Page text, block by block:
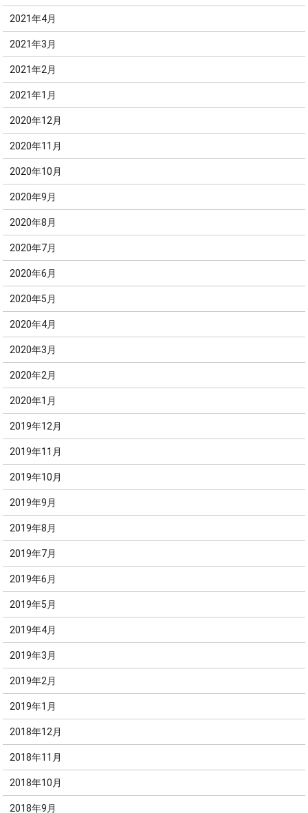
2021年4月
2021年3月
2021年2月
2021年1月
2020年12月
2020年11月
2020年10月
2020年9月
2020年8月
2020年7月
2020年6月
2020年5月
2020年4月
2020年3月
2020年2月
2020年1月
2019年12月
2019年11月
2019年10月
2019年9月
2019年8月
2019年7月
2019年6月
2019年5月
2019年4月
2019年3月
2019年2月
2019年1月
2018年12月
2018年11月
2018年10月
2018年9月